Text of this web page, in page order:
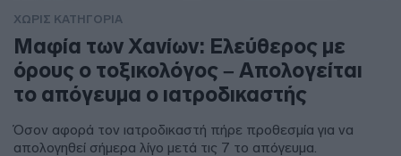
ΧΩΡΊΣ ΚΑΤΗΓΟΡΊΑ
Μαφία των Χανίων: Ελεύθερος με
όρους ο τοξικολόγος – Απολογείται
το απόγευμα ο ιατροδικαστής
Όσον αφορά τον ιατροδικαστή πήρε προθεσμία για να
απολογηθεί σήμερα λίγο μετά τις 7 το απόγευμα.